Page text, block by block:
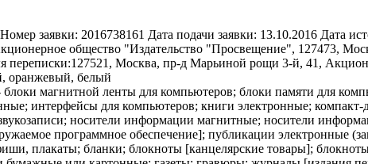
Номер заявки: 2016738161 Дата подачи заявки: 13.10.2016 Дата
общество "Издательство "Просвещение", 127473,
переписки:127521, Москва, пр-д Марьиной рощи 3-й, 41,
оранжевый, белый
блоки магнитной ленты для компьютеров; блоки памяти для
интерфейсы для компьютеров; книги электронные;
носители информации магнитные; носители
программное обеспечение]; публикации электронные
плакаты; бланки; блокноты [канцелярские товары];